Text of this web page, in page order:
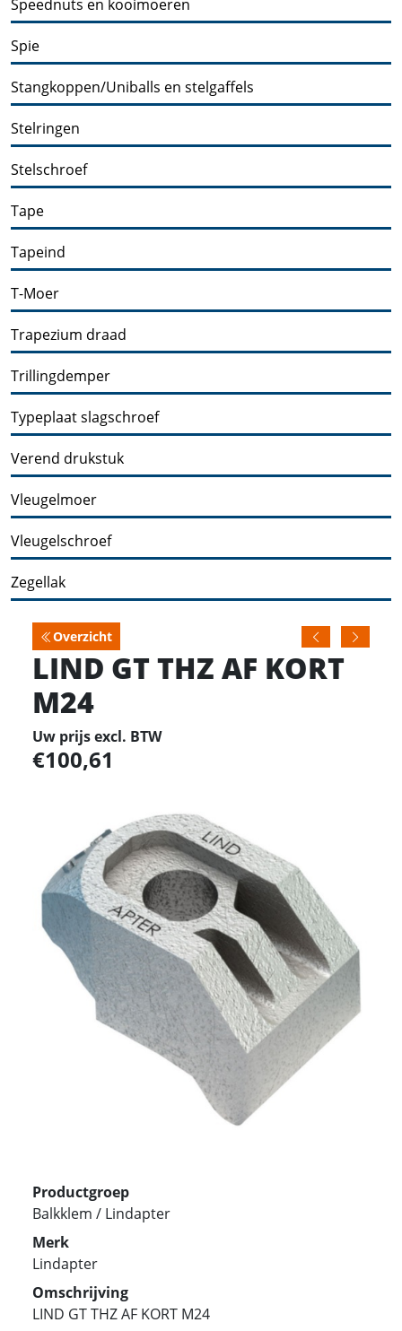
Speednuts en kooimoeren
Spie
Stangkoppen/Uniballs en stelgaffels
Stelringen
Stelschroef
Tape
Tapeind
T-Moer
Trapezium draad
Trillingdemper
Typeplaat slagschroef
Verend drukstuk
Vleugelmoer
Vleugelschroef
Zegellak
Overzicht
LIND GT THZ AF KORT
M24
Uw prijs excl. BTW
100,61
Productgroep
Balkklem / Lindapter
Merk
Lindapter
Omschrijving
LIND GT THZ AF KORT M24